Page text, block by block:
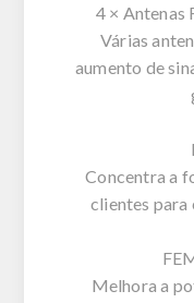
4 × Antenas
Várias
aumento de
Concentra a
clientes para
Melhora a